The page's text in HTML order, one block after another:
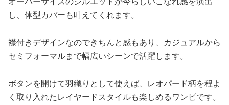
し、体型カバーも叶えてくれます。
襟付きデザインなのできちんと感もあり、カジュアルから
セミフォーマルまで幅広いシーンで活躍します。
ボタンを開けて羽織りとして使えば、レオパード柄を程よ
く取り入れたレイヤードスタイルも楽しめるワンピです。